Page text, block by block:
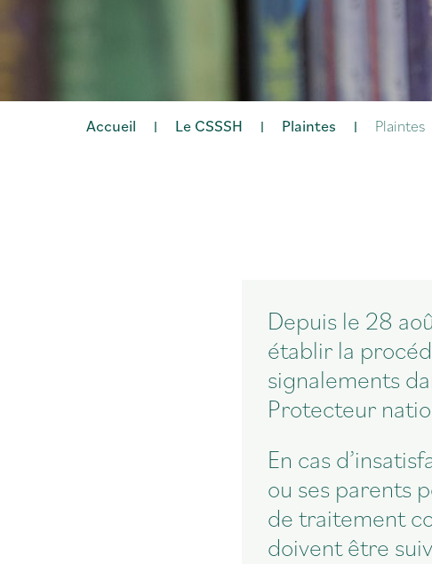
Accueil | Le CSSSH | Plaintes | Plaintes
Depuis le 28
établir la
signalements
Protecteur
En cas
ou ses parents
de traitement
doivent être